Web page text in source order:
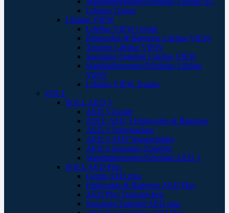
Lifeline Trainer
Lifeline VIEW
Lifeline VIEW Geräte
Elektroden & Batterien Lifeline VIEW
Taschen Lifeline VIEW
Sonstiges Zubehör Lifeline VIEW
Wandhalterungen/Schränke Lifeline
VIEW
Lifeline VIEW Trainer
ZOLL
ZOLL AED 3
AED 3 Geräte
ZOLL AED 3 Elektroden & Batterien
AED 3 Tragetaschen
AED 3 AED Wandschilder
AED 3 Sonstiges Zubehör
Wandhalterungen/Schränke AED 3
ZOLL AED Plus
Geräte AED plus
Elektroden & Batterien AED Plus
AED Plus Tragetaschen
Sonstiges Zubehör AED plus